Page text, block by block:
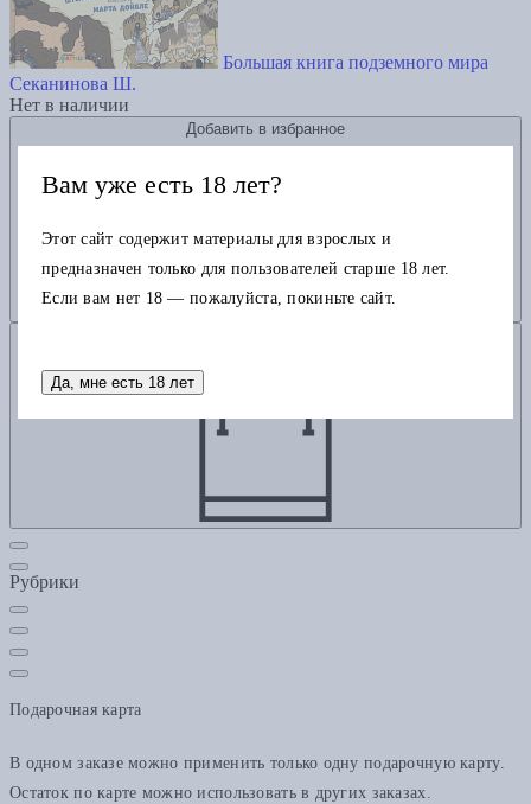
Большая книга подземного мира
Секанинова Ш.
Нет в наличии
Добавить в избранное
Рубрики
Подарочная карта
В одном заказе можно применить только одну подарочную карту.
Остаток по карте можно использовать в других заказах.
Вам уже есть 18 лет?
Этот сайт содержит материалы для взрослых и
предназначен только для пользователей старше 18 лет.
Если вам нет 18 — пожалуйста, покиньте сайт.
Да, мне есть 18 лет